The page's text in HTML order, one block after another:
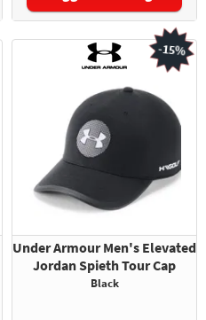
Under Armour Men's Elevated
Jordan Spieth Tour Cap
Black
-15%